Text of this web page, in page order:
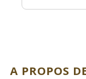
A PROPOS